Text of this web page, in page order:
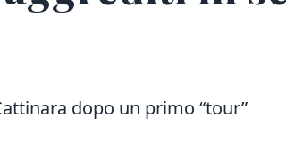
dopo un primo “tour”